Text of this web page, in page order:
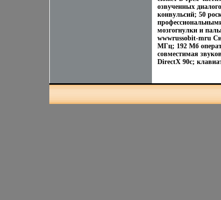
озвученных
конвульсий; 50
мозгогнулки и
wwwrussobit-mru
MГц; 192 Мб
совместимая
DirectX 90c;